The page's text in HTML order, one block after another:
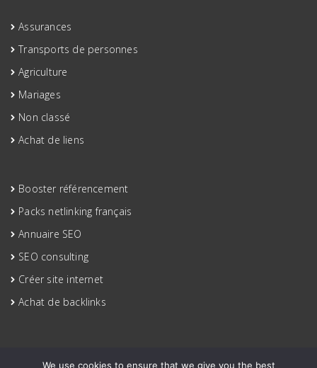
Assurances
Transports de personnes
Agriculture
Mariages
Non classé
Achat de liens
Booster référencement
Packs netlinking français
Annuaire SEO
SEO consulting
Créer site internet
Achat de backlinks
We use cookies to ensure that we give you the best